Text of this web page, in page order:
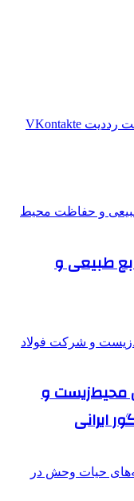
‫رددیت ‫VKontakte
طبیعی و
محیط‌زیست و
ایرانی